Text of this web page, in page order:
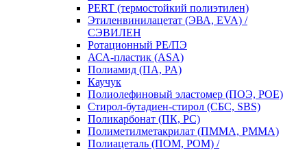
PERT (термостойкий полиэтилен)
Этиленвинилацетат (ЭВА, EVA) /
СЭВИЛЕН
Ротационный PE/ПЭ
АСА-пластик (ASA)
Полиамид (ПА, PA)
Каучук
Полиолефиновый эластомер (ПОЭ, POE)
Стирол-бутадиен-стирол (СБС, SBS)
Поликарбонат (ПК, PC)
Полиметилметакрилат (ПММА, PMMA)
Полиацеталь (ПОМ, POM) /